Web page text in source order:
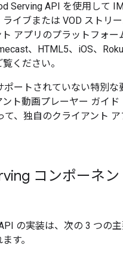
Serving API を使用して
イブまたは VOD ストリ
アプリのプラットフォー
、HTML5、iOS、
ください。
ポートされていない特別な
ト動画プレーヤー ガイド
て、独自のクライアント
コンポーネン
の実装は、次の 3 つの
す。